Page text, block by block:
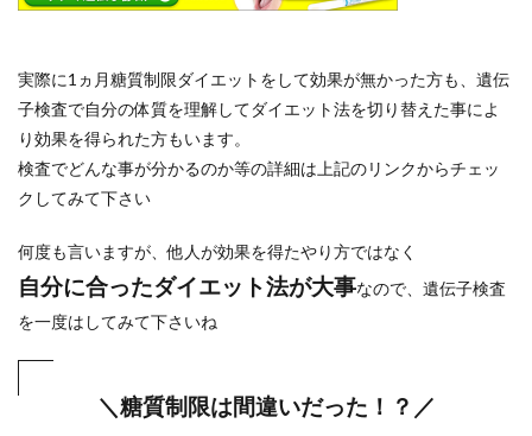
実際に1ヵ月糖質制限ダイエットをして効果が無かった方も、遺伝
子検査で自分の体質を理解してダイエット法を切り替えた事によ
り効果を得られた方もいます。
検査でどんな事が分かるのか等の詳細は上記のリンクからチェッ
クしてみて下さい
何度も言いますが、他人が効果を得たやり方ではなく
自分に合ったダイエット法が大事なので、遺伝子検査
を一度はしてみて下さいね
＼糖質制限は間違いだった！？／